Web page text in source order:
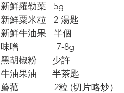
新鮮羅勒葉   5g
新鮮粟米粒   2 湯匙
新鮮牛油果   半個
味噌               7-8g
黑胡椒粉      少許
牛油果油      半茶匙
蘑菰              2粒 (切片略炒）